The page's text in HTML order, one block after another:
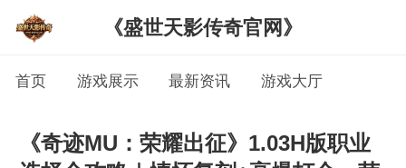
《盛世天影传奇官网》
首页 游戏展示 最新资讯 游戏大厅
《奇迹MU：荣耀出征》1.03H版职业